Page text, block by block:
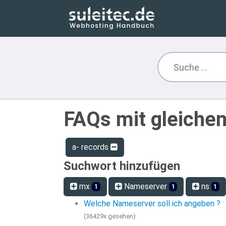
FAQs mit
a- records
Suchwort hinzufügen
mx 1 Nameserver 1 ns 1
Welche Nameserver soll ich angeben ?
(36429x gesehen)